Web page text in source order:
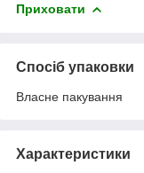
Приховати
Спосіб упаковки
Власне пакування
Характеристики